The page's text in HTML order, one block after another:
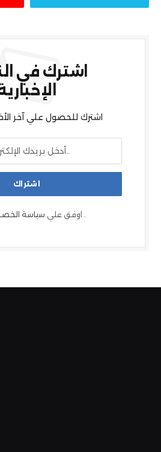
اشترك في
اشترك للحصول علي آخر
اوفق علي سياسة